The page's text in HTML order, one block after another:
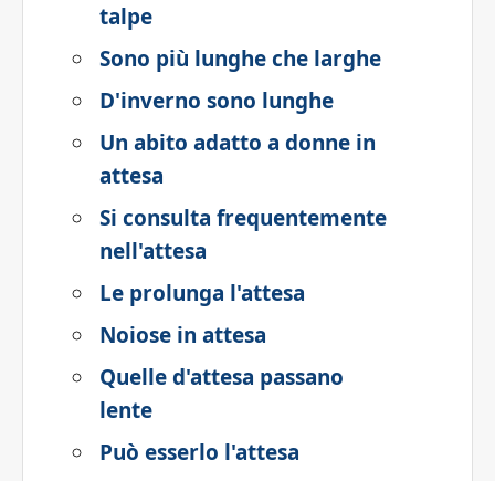
talpe
Sono più lunghe che larghe
D'inverno sono lunghe
Un abito adatto a donne in
attesa
Si consulta frequentemente
nell'attesa
Le prolunga l'attesa
Noiose in attesa
Quelle d'attesa passano
lente
Può esserlo l'attesa